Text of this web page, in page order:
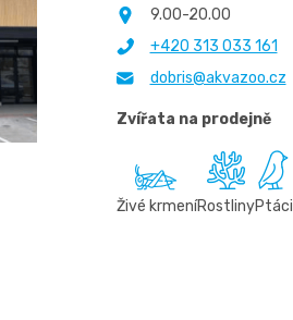
9.00-20.00
+420 313 033 161
dobris@akvazoo.cz
Zvířata na prodejně
Živé krmeníRostlinyPtáci